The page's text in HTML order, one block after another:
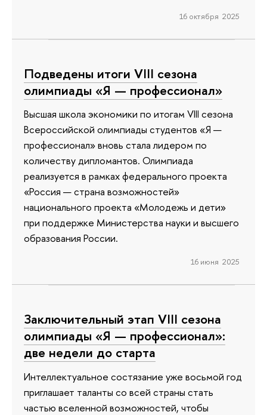
16 октября 2025
Подведены итоги VIII сезона
олимпиады «Я — профессионал»
Высшая школа экономики по итогам VIII сезона
Всероссийской олимпиады студентов «Я —
профессионал» вновь стала лидером по
количеству дипломантов. Олимпиада
реализуется в рамках федерального проекта
«Россия — страна возможностей»
национального проекта «Молодежь и дети»
при поддержке Министерства науки и высшего
образования России.
16 июня 2025
Заключительный этап VIII сезона
олимпиады «Я — профессионал»:
две недели до старта
Интеллектуальное состязание уже восьмой год
приглашает таланты со всей страны стать
частью вселенной возможностей, чтобы